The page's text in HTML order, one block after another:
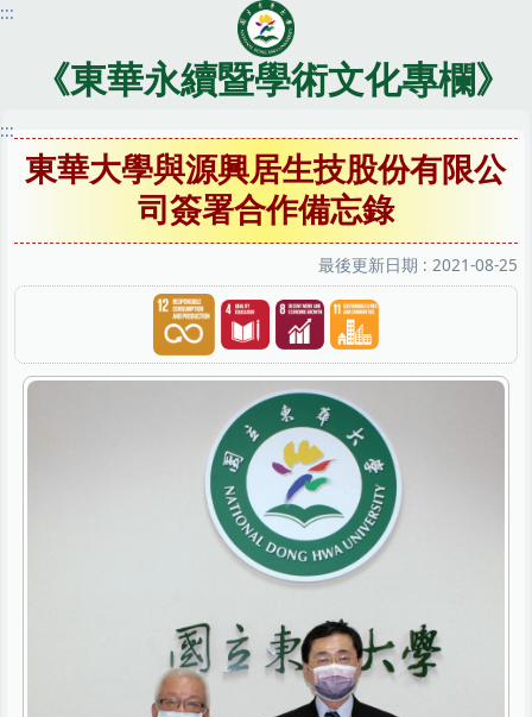
跳
內
區
:::
《東華永續暨學術文化專欄》
:::
東華大學與源興居生技股份有限公
司簽署合作備忘錄
最後更新日期 : 2021-08-25